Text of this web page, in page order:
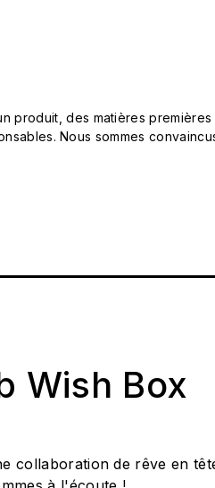
produit, des matières
Nous sommes
Wish Box
collaboration de rêve en